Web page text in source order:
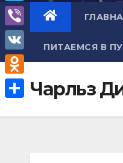
ПИТАЕМСЯ В
Чарльз
h
a
A
T
e
l
e
g
V
i
b
e
V
K
O